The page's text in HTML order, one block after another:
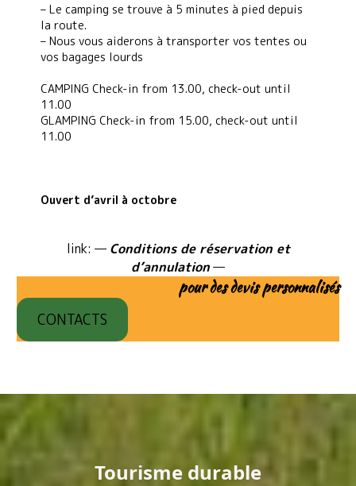
– Le camping se trouve à 5 minutes à pied depuis
la route.
– Nous vous aiderons à transporter vos tentes ou
vos bagages lourds
CAMPING Check-in from 13.00, check-out until
11.00
GLAMPING Check-in from 15.00, check-out until
11.00
Ouvert d’avril à octobre
link: — Conditions de réservation et
d’annulation—
pour des devis personnalisés
CONTACTS
Tourisme durable